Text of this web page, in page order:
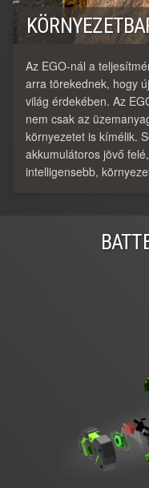
Az EGO-nál a
arra törekednek, hogy
világ érdekében. Az
nem csak az
környezetet is kímélik.
akkumulátoros jövő
intelligensebb,